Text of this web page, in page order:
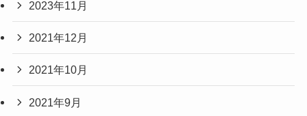
2023年11月
2021年12月
2021年10月
2021年9月